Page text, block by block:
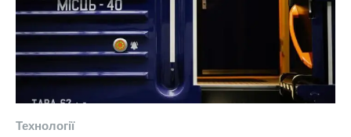
Технології